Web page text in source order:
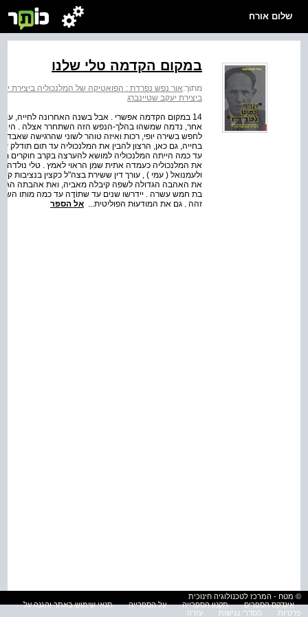
שלום אורח
במקום הקדמה טלי שלנו
מתוך:אור נפש נפרדת : הפואטיקה של המלנכוליה ביצירת
ביצירת יעקב שטיינברג
14 במקום הקדמה אפשרי . אבל בשנה האחרונה
אחר, נדמה שמשהו בהלך-הנפש הזה השתחרר אצלה . היא
לחפש בשירה יופי, רכות ואיזה טוהר לשוני שהרגישה
בחייה, גם כאן, הרצון להבין את המלנכוליה עד תום
עד כמה הייתה המלנכוליה למושא להערצה בקרב חוקרים
ולעמנואל ( עמי ) , עורך דין ששירת בצה"ל כקצין בנציבות
את האהבה הגדולה לשפה קיבלה מאביה, ואת אהבתה
בת חמש עשרה . יידרשו שנים עד שתוֹדֶה עד כמה מותו
זהה . גם את המודעוּת הפוליטית... אל הספר
© מטח - המרכז לטכנולוגיה חינוכית
אינדקס הספרים
תקנון הספרייה על הספרייה
תנאי שימוש באתר והגנה על
פרטיות
הסדרי נגישות עזרה